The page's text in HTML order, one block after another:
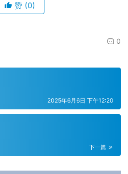
赞 (0)
0
2025年6月6日 下午12:20
下一篇